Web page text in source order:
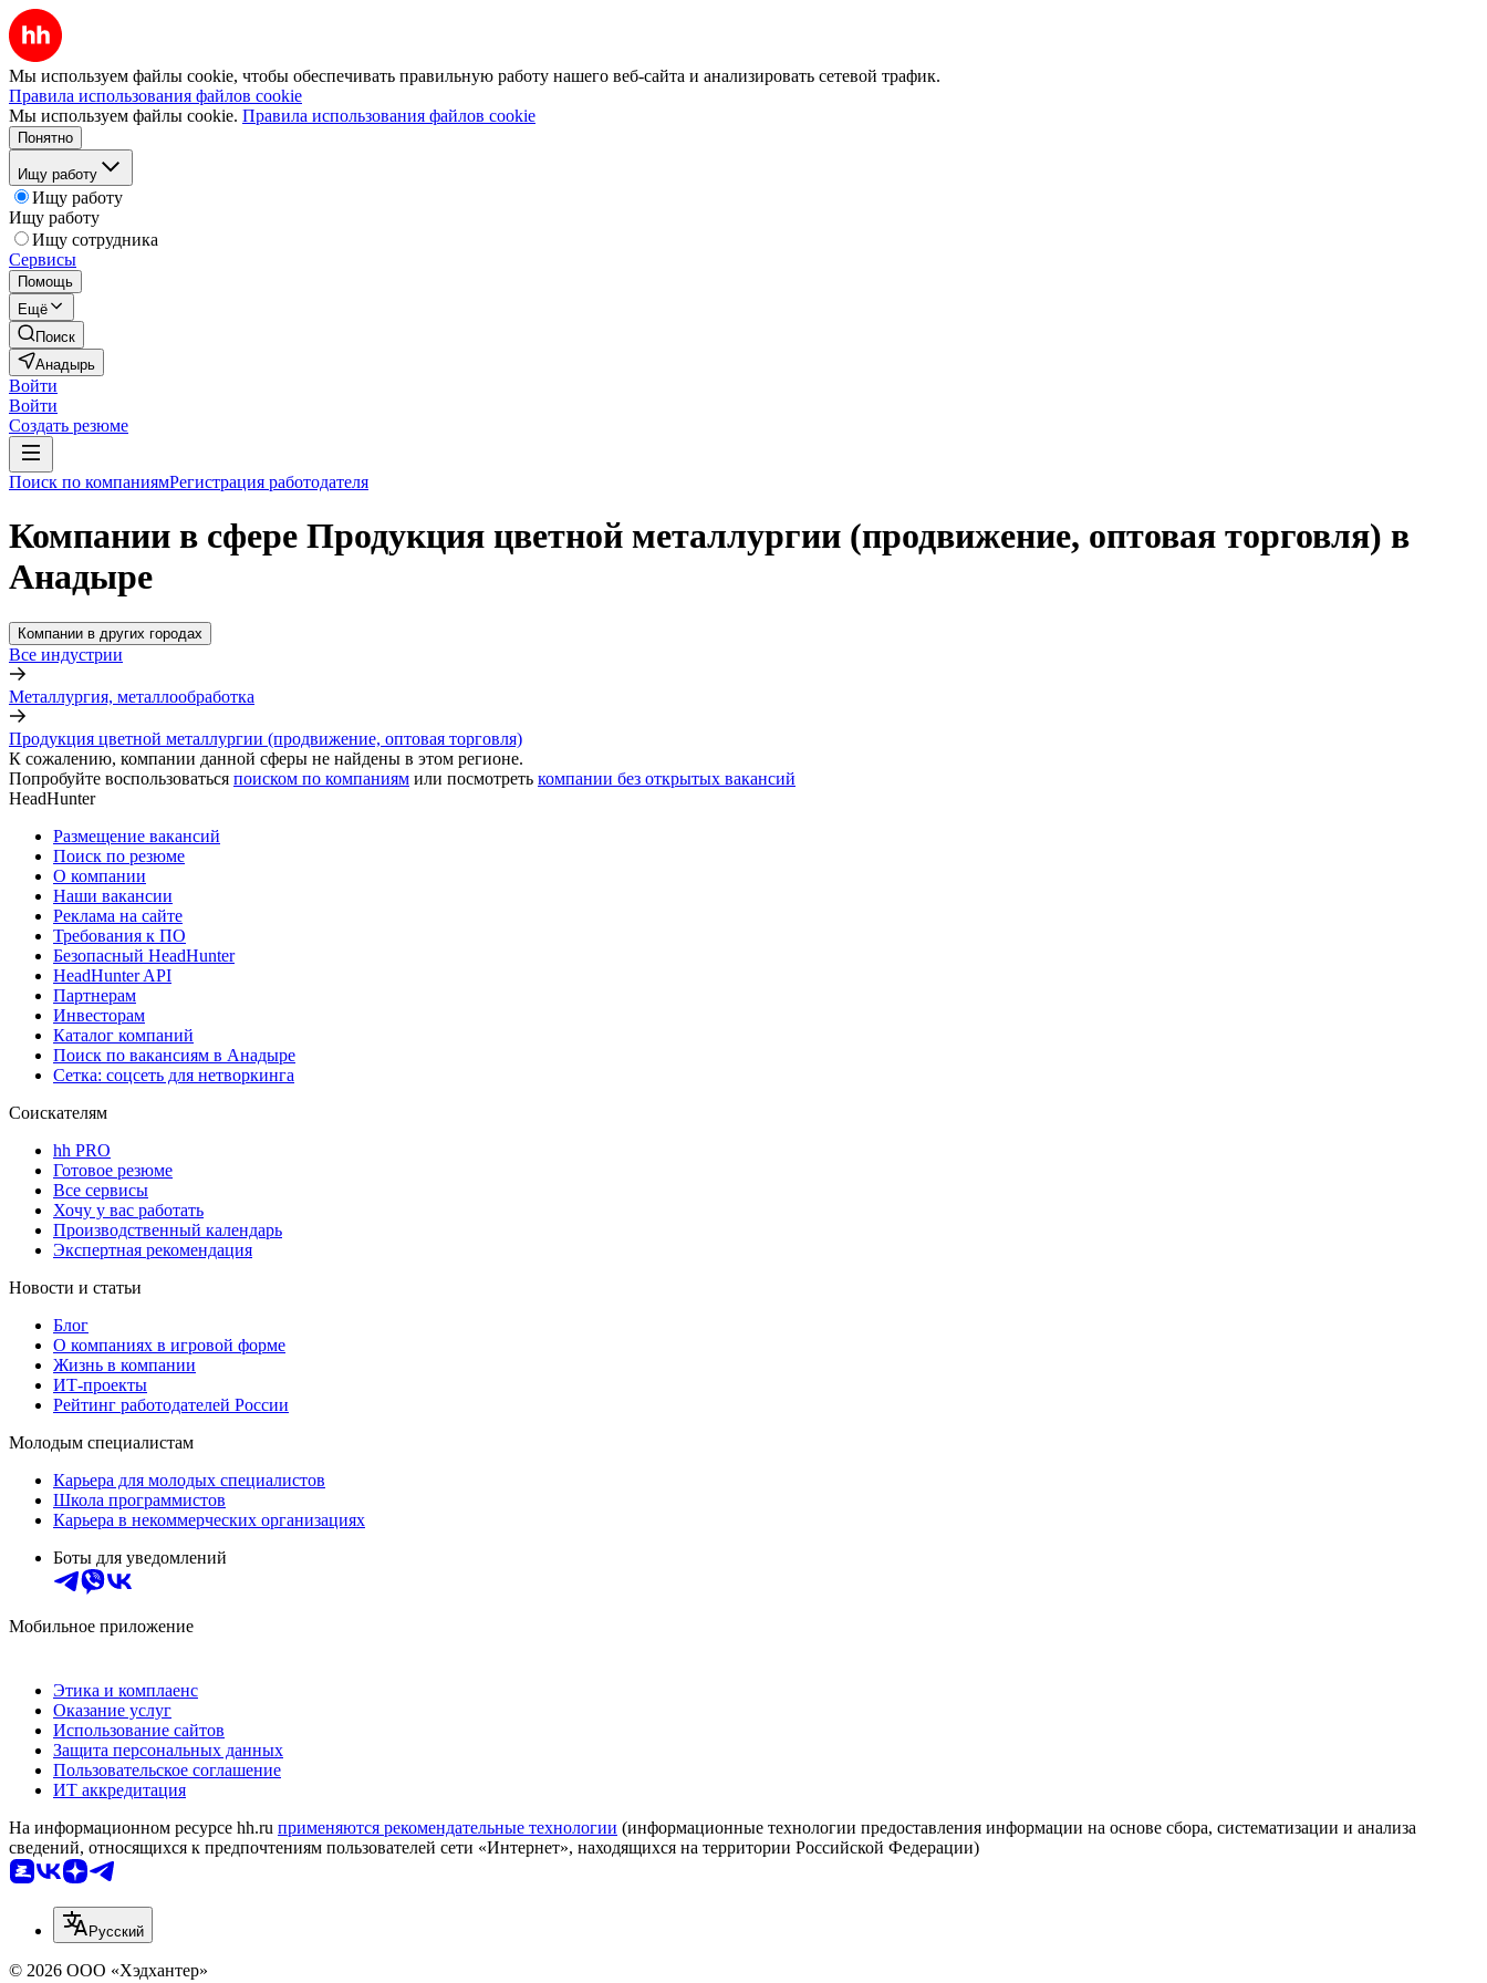
Мы используем файлы cookie, чтобы обеспечивать правильную работу нашего веб-сайта и анализировать сетевой трафик.
Правила использования файлов cookie
Мы используем файлы cookie. Правила использования файлов cookie
Понятно
Ищу работу
Ищу работу
Ищу работу
Ищу сотрудника
Сервисы
Помощь
Ещё
Поиск
Анадырь
Войти
Войти
Создать резюме
Поиск по компаниямРегистрация работодателя
Компании в сфере Продукция цветной металлургии (продвижение, оптовая торговля) в
Анадыре
Компании в других городах
Все индустрии
Металлургия, металлообработка
Продукция цветной металлургии (продвижение, оптовая торговля)
К сожалению, компании данной сферы не найдены в этом регионе.
Попробуйте воспользоваться поиском по компаниям или посмотреть компании без открытых вакансий
HeadHunter
Размещение вакансий
Поиск по резюме
О компании
Наши вакансии
Реклама на сайте
Требования к ПО
Безопасный HeadHunter
HeadHunter API
Партнерам
Инвесторам
Каталог компаний
Поиск по вакансиям в Анадыре
Сетка: соцсеть для нетворкинга
Соискателям
hh PRO
Готовое резюме
Все сервисы
Хочу у вас работать
Производственный календарь
Экспертная рекомендация
Новости и статьи
Блог
О компаниях в игровой форме
Жизнь в компании
ИТ-проекты
Рейтинг работодателей России
Молодым специалистам
Карьера для молодых специалистов
Школа программистов
Карьера в некоммерческих организациях
Боты для уведомлений
Мобильное приложение
Этика и комплаенс
Оказание услуг
Использование сайтов
Защита персональных данных
Пользовательское соглашение
ИТ аккредитация
На информационном ресурсе hh.ru применяются рекомендательные технологии (информационные технологии предоставления информации на основе сбора, систематизации и анализа
сведений, относящихся к предпочтениям пользователей сети «Интернет», находящихся на территории Российской Федерации)
Русский
© 2026 ООО «Хэдхантер»